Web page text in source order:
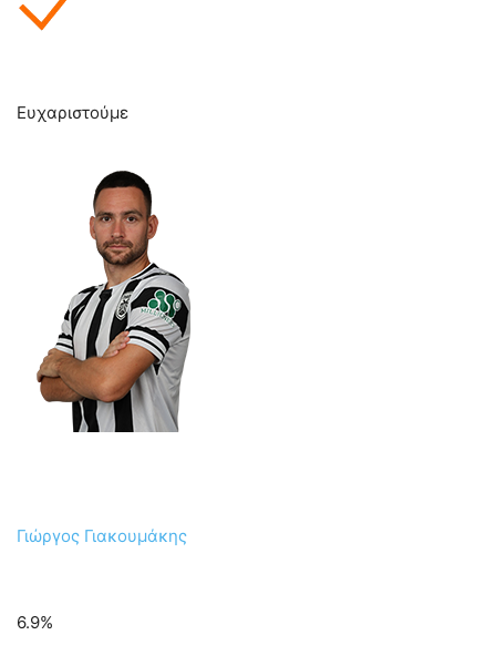
Ευχαριστούμε
Γιώργος Γιακουμάκης
6.9%